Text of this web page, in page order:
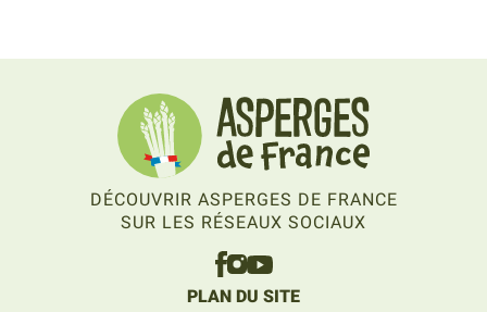
DÉCOUVRIR ASPERGES DE FRANCE
SUR LES RÉSEAUX SOCIAUX
PLAN DU SITE